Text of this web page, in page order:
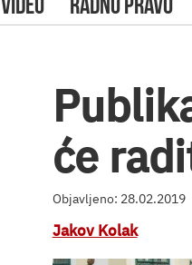
će
Objavljeno: 28.02.2019
Jakov Kolak